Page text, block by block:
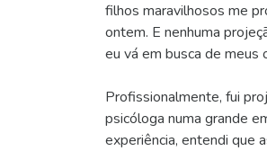
filhos maravilhosos me
ontem. E nenhuma
eu vá em busca de meus
Profissionalmente, fui
psicóloga numa grande
experiência, entendi que